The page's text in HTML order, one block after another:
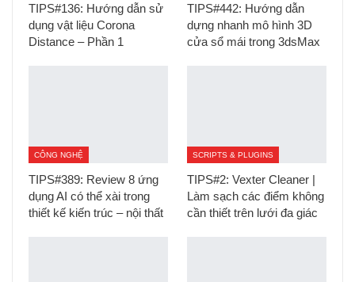
TIPS#136: Hướng dẫn sử
dụng vật liệu Corona
Distance – Phần 1
TIPS#442: Hướng dẫn
dựng nhanh mô hình 3D
cửa sổ mái trong 3dsMax
CÔNG NGHỆ
TIPS#389: Review 8 ứng
dụng AI có thể xài trong
thiết kế kiến trúc – nội thất
SCRIPTS & PLUGINS
TIPS#2: Vexter Cleaner |
Làm sạch các điểm không
cần thiết trên lưới đa giác